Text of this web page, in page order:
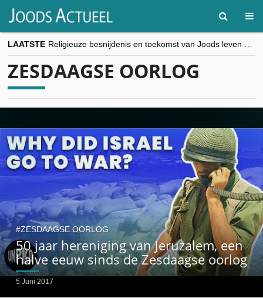
LAATSTE
“Besnijdenisdebat toont hoe moeilijk seculiere Westen minderheden begrijpt”, Jinnih Beels (Vooruit)
ZESDAAGSE OORLOG
50 jaar hereniging van Jeruzalem, een
halve eeuw sinds de Zesdaagse oorlog
5 Juni 2017
ZESDAAGSE OORLOG